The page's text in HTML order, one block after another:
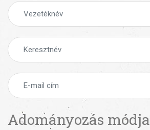
Adományozás módja